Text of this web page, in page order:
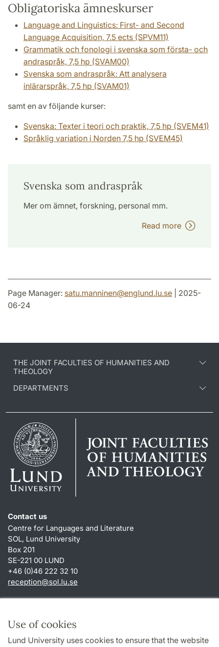
Use of cookies
Lund University uses cookies to ensure that the website
Obligatoriska ämneskurser
Language and Linguistics: First- and Second
Language Acquisition, 7.5 ects (SPVM11)
Grammatik och fonologi i svenska som första- och
andraspråk, 7,5 hp (SVAM00)
Svenska som andraspråk: Att analysera
inlärarspråk, 7,5 hp (SVAM01)
samt en av följande kurser:
Svenska: Texter i teori och praktik, 7,5 hp (SVEM41)
Språklig variation i Norden 7,5 hp (SVEM45)
Svenska som andraspråk
Mer om ämnet, forskning, personal mm.
Read more
Page Manager: satu.manninen@englund.lu.se | 2025-
06-24
THE JOINT FACULTIES OF HUMANITIES AND
THEOLOGY
DEPARTMENTS
Contact us
Centre for Languages and Literature
SOL, Lund University
Box 201
SE-221 00 LUND
+46 (0)46 222 32 10
reception@sol.lu.se
About this website and cookies
Privacy policy